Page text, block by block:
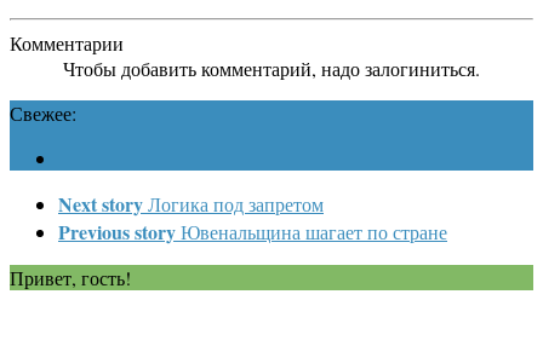
Комментарии
Чтобы добавить комментарий, надо залогиниться.
Свежее:
Next storyЛогика под запретом
Previous storyЮвенальщина шагает по стране
Привет, гость!